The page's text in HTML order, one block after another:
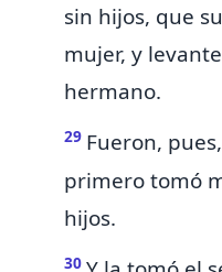
sin hijos, que
mujer, y
hermano.
29 Fueron,
primero tomó
hijos.
30